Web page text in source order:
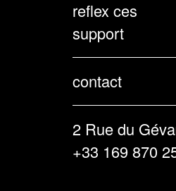
reflex ces
support
contact
2 Rue du
+33 169 870